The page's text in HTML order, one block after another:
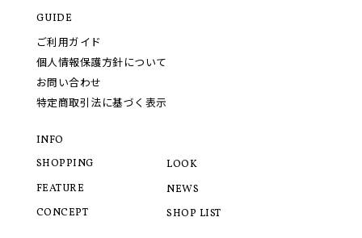
GUIDE
ご利用ガイド
個人情報保護方針について
お問い合わせ
特定商取引法に基づく表示
INFO
SHOPPING
FEATURE
CONCEPT
LOOK
NEWS
SHOP LIST